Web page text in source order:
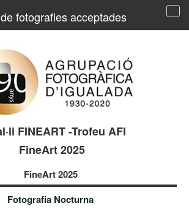
fotografies acceptades
FINEART -Trofeu AFI
FineArt 2025
FineArt 2025
Fotografia Nocturna